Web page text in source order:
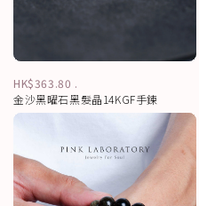
HK$363.80 .
金沙黑曜石黑髮晶14KGF手鍊